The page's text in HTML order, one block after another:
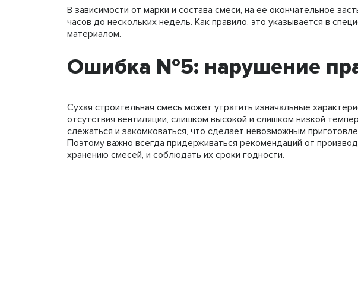
В зависимости от марки и состава смеси, на ее окончательное
часов до нескольких недель. Как правило, это указывается в
материалом.
Ошибка №5: нарушение
Сухая строительная смесь может утратить изначальные
отсутствия вентиляции, слишком высокой и слишком низкой
слежаться и закомковаться, что сделает невозможным
Поэтому важно всегда придерживаться рекомендаций от
хранению смесей, и соблюдать их сроки годности.